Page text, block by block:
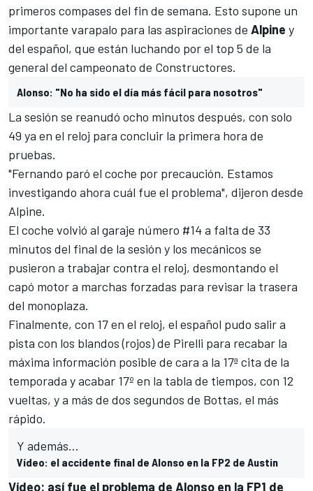
primeros compases del fin de semana. Esto supone un
importante varapalo para las aspiraciones de Alpine y
del español, que están luchando por el top 5 de la
general del campeonato de Constructores.
Alonso: "No ha sido el día más fácil para nosotros"
La sesión se reanudó ocho minutos después, con solo
49 ya en el reloj para concluir la primera hora de
pruebas.
"Fernando paró el coche por precaución. Estamos
investigando ahora cuál fue el problema", dijeron desde
Alpine.
El coche volvió al garaje número #14 a falta de 33
minutos del final de la sesión y los mecánicos se
pusieron a trabajar contra el reloj, desmontando el
capó motor a marchas forzadas para revisar la trasera
del monoplaza.
Finalmente, con 17 en el reloj, el español pudo salir a
pista con los blandos (rojos) de Pirelli para recabar la
máxima información posible de cara a la 17ª cita de la
temporada y acabar 17º en la tabla de tiempos, con 12
vueltas, y a más de dos segundos de Bottas, el más
rápido.
Y además...
Vídeo: el accidente final de Alonso en la FP2 de Austin
Vídeo: así fue el problema de Alonso en la FP1 de